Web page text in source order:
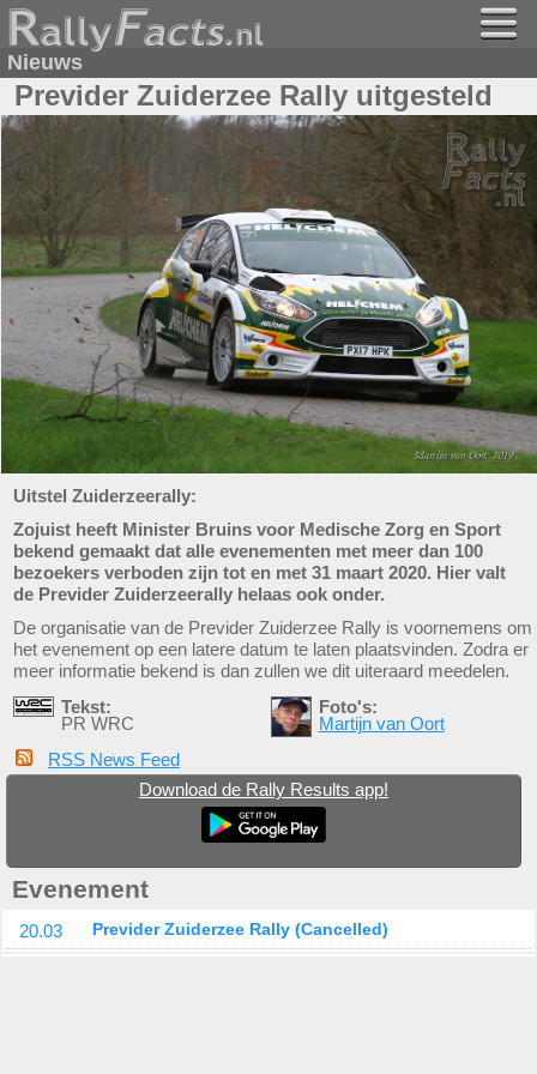
Nieuws
Previder Zuiderzee Rally uitgesteld
Uitstel Zuiderzeerally:
Zojuist heeft Minister Bruins voor Medische Zorg en Sport
bekend gemaakt dat alle evenementen met meer dan 100
bezoekers verboden zijn tot en met 31 maart 2020. Hier valt
de Previder Zuiderzeerally helaas ook onder.
De organisatie van de Previder Zuiderzee Rally is voornemens om
het evenement op een latere datum te laten plaatsvinden. Zodra er
meer informatie bekend is dan zullen we dit uiteraard meedelen.
Tekst:
PR WRC
Foto's:
Martijn van Oort
RSS News Feed
Download de Rally Results app!
Evenement
20.03 Previder Zuiderzee Rally (Cancelled)